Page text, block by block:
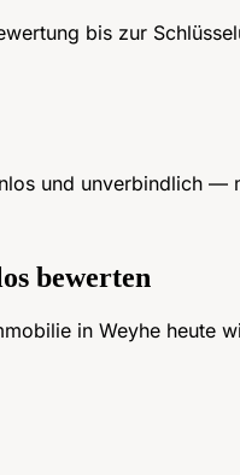
bis zur
und unverbindlich
bewerten
in Weyhe